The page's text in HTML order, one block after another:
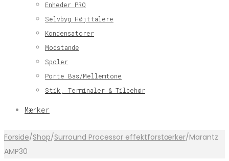
Enheder PRO
Selvbyg Højttalere
Kondensatorer
Modstande
Spoler
Porte Bas/Mellemtone
Stik, Terminaler & Tilbehør
Mærker
Forside/Shop/Surround Processor effektforstærker/Marantz
AMP30